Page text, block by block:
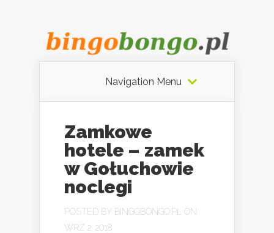
Navigation Menu
Zamkowe
hotele – zamek
w Gołuchowie
noclegi
POSTED BY BINGOBONGO.PL
ON
WRZ 2, 2018